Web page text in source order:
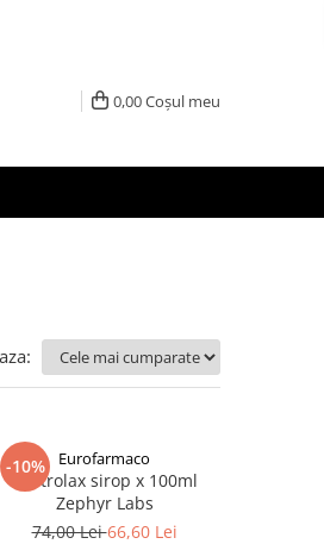
0,00Coșul meu
-10% Eurofarmaco
Gastrolax sirop x 100ml
Zephyr Labs
74,00 Lei66,60 Lei